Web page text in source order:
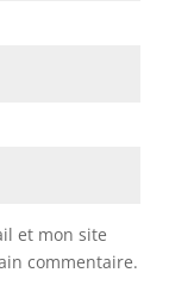
et mon site
commentaire.